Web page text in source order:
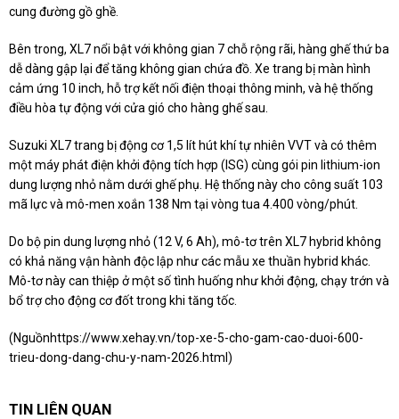
cung đường gồ ghề.
Bên trong, XL7 nổi bật với không gian 7 chỗ rộng rãi, hàng ghế thứ ba
dễ dàng gập lại để tăng không gian chứa đồ. Xe trang bị màn hình
cảm ứng 10 inch, hỗ trợ kết nối điện thoại thông minh, và hệ thống
điều hòa tự động với cửa gió cho hàng ghế sau.
Suzuki XL7 trang bị động cơ 1,5 lít hút khí tự nhiên VVT và có thêm
một máy phát điện khởi động tích hợp (ISG) cùng gói pin lithium-ion
dung lượng nhỏ nằm dưới ghế phụ. Hệ thống này cho công suất 103
mã lực và mô-men xoắn 138 Nm tại vòng tua 4.400 vòng/phút.
Do bộ pin dung lượng nhỏ (12 V, 6 Ah), mô-tơ trên XL7 hybrid không
có khả năng vận hành độc lập như các mẫu xe thuần hybrid khác.
Mô-tơ này can thiệp ở một số tình huống như khởi động, chạy trớn và
bổ trợ cho động cơ đốt trong khi tăng tốc.
(Nguồnhttps://www.xehay.vn/top-xe-5-cho-gam-cao-duoi-600-
trieu-dong-dang-chu-y-nam-2026.html )
TIN LIÊN QUAN